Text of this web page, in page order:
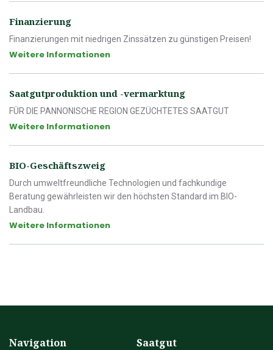
Finanzierung
Finanzierungen mit niedrigen Zinssätzen zu günstigen Preisen!
Weitere Informationen
Saatgutproduktion und -vermarktung
FÜR DIE PANNONISCHE REGION GEZÜCHTETES SAATGUT
Weitere Informationen
BIO-Geschäftszweig
Durch umweltfreundliche Technologien und fachkundige
Beratung gewährleisten wir den höchsten Standard im BIO-
Landbau.
Weitere Informationen
Navigation Saatgut